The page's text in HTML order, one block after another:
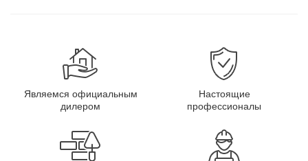
Являемся официальным
дилером
Настоящие
профессионалы